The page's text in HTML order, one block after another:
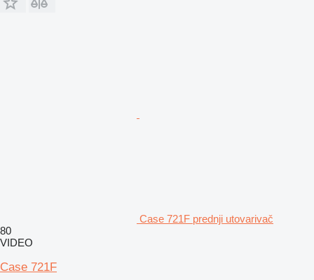
Case 721F prednji utovarivač
80
VIDEO
Case 721F